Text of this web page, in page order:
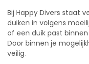
Bij Happy Divers staat
duiken in volgens
of een duik past
Door binnen je
veilig.